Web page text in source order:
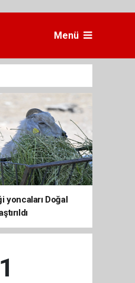
Menü
yoncaları Doğal